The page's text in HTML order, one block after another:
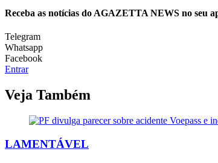
Receba as notícias do AGAZETTA NEWS no seu
Telegram
Whatsapp
Facebook
Entrar
Veja Também
LAMENTÁVEL